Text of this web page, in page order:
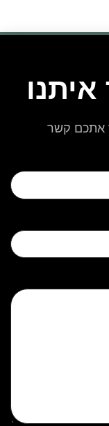
אתכם קשר